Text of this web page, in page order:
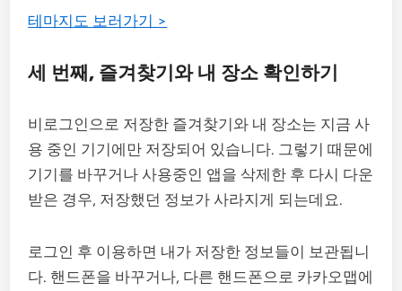
테마지도 보러가기 >
세 번째, 즐겨찾기와 내 장소 확인하기
비로그인으로 저장한 즐겨찾기와 내 장소는 지금 사
용 중인 기기에만 저장되어 있습니다. 그렇기 때문에
기기를 바꾸거나 사용중인 앱을 삭제한 후 다시 다운
받은 경우, 저장했던 정보가 사라지게 되는데요.
로그인 후 이용하면 내가 저장한 정보들이 보관됩니
다. 핸드폰을 바꾸거나, 다른 핸드폰으로 카카오맵에